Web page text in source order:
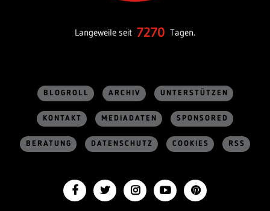
Langeweile seit 7270 Tagen.
BLOGROLL ARCHIV UNTERSTÜTZEN
KONTAKT MEDIADATEN SPONSORED
BERATUNG DATENSCHUTZ COOKIES RSS